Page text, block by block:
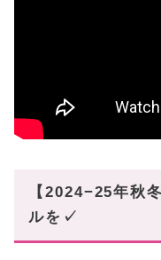
【2024−25年秋
ルを✓